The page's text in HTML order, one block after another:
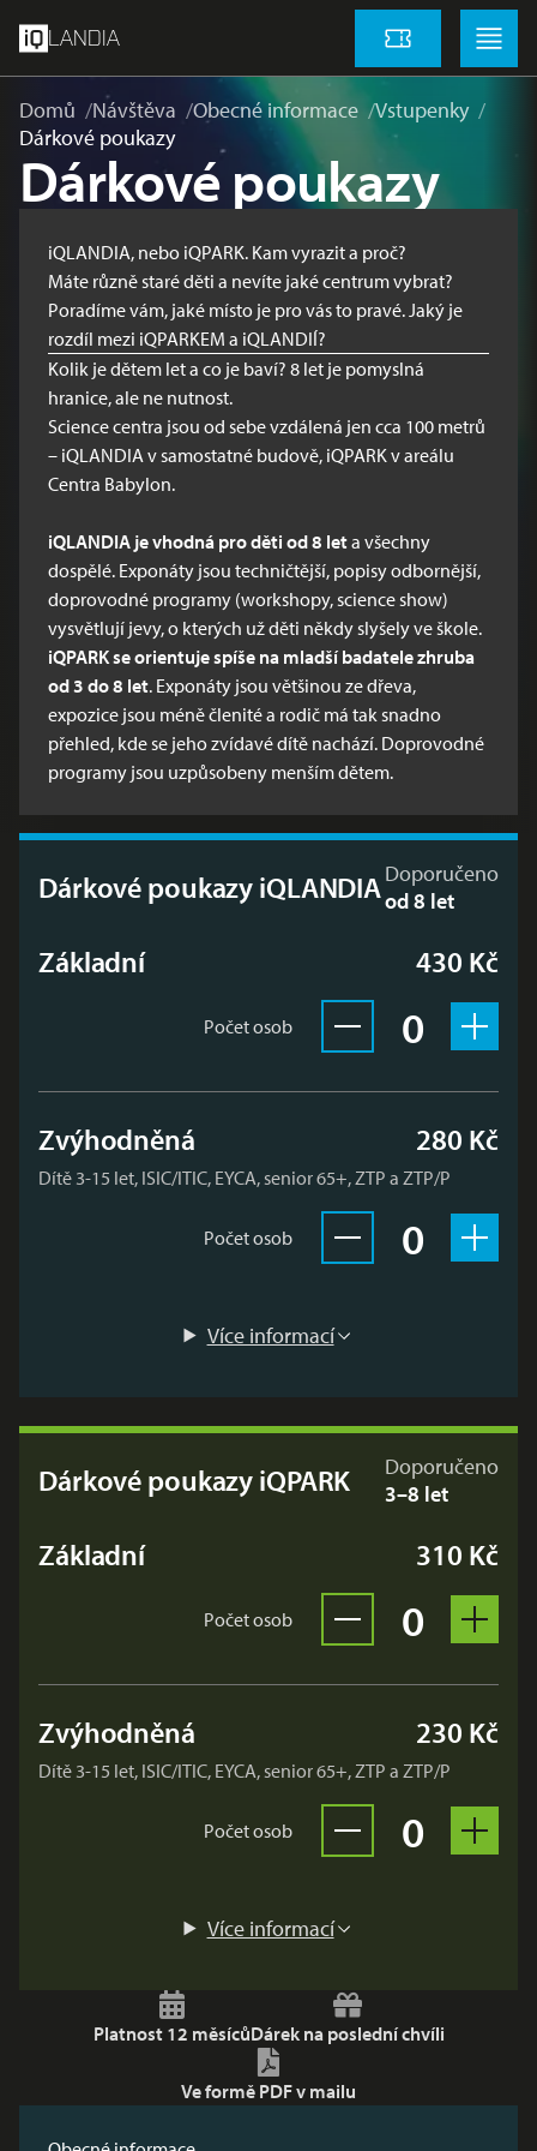
LANDIA Vstupenky
Menu
Domů Návštěva Obecné informace
Vstupenky
Dárkové poukazy
Dárkové poukazy
iQLANDIA, nebo iQPARK. Kam vyrazit a proč?
Máte různě staré děti a nevíte jaké centrum vybrat?
Poradíme vám, jaké místo je pro vás to pravé. Jaký je
rozdíl mezi iQPARKEM a iQLANDIÍ?
Kolik je dětem let a co je baví? 8 let je pomyslná
hranice, ale ne nutnost.
Science centra jsou od sebe vzdálená jen cca 100 metrů
– iQLANDIA v samostatné budově, iQPARK v areálu
Centra Babylon.
iQLANDIA je vhodná pro děti od 8 leta všechny
dospělé. Exponáty jsou techničtější, popisy odbornější,
doprovodné programy (workshopy, science show)
vysvětlují jevy, o kterých už děti někdy slyšely ve škole.
iQPARKse orientuje spíše na mladší badatele zhruba
od 3 do 8 let. Exponáty jsou většinou ze dřeva,
expozice jsou méně členité a rodič má tak snadno
přehled, kde se jeho zvídavé dítě nachází. Doprovodné
programy jsou uzpůsobeny menším dětem.
Dárkové poukazy iQLANDIADoporučeno
od 8 let
Základní 430 Kč
Počet osob 0× Přidat
Odebrat
Zvýhodněná
Dítě 3-15 let, ISIC/ITIC, EYCA, senior 65+, ZTP a ZTP/P
280 Kč
Počet osob 0× Přidat
Odebrat
Více informací
Dárkové poukazy iQPARK
Doporučeno
3–8 let
Základní 310 Kč
Počet osob 0× Přidat
Odebrat
Zvýhodněná
Dítě 3-15 let, ISIC/ITIC, EYCA, senior 65+, ZTP a ZTP/P
230 Kč
Počet osob 0× Přidat
Odebrat
Více informací
Platnost 12 měsícůDárek na poslední chvíli
Ve formě PDF v mailu